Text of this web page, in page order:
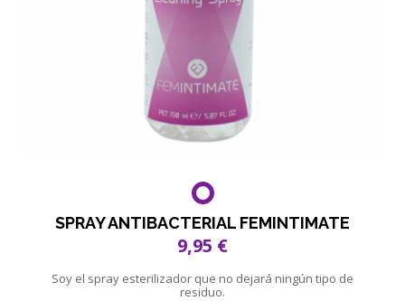
SPRAY ANTIBACTERIAL FEMINTIMATE
9,95 €
Soy el spray esterilizador que no dejará ningún tipo de
residuo.